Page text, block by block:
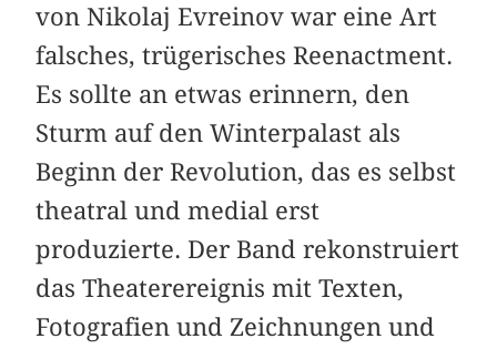
von Nikolaj Evreinov war eine Art
falsches, trügerisches Reenactment.
Es sollte an etwas erinnern, den
Sturm auf den Winterpalast als
Beginn der Revolution, das es selbst
theatral und medial erst
produzierte. Der Band rekonstruiert
das Theaterereignis mit Texten,
Fotografien und Zeichnungen und